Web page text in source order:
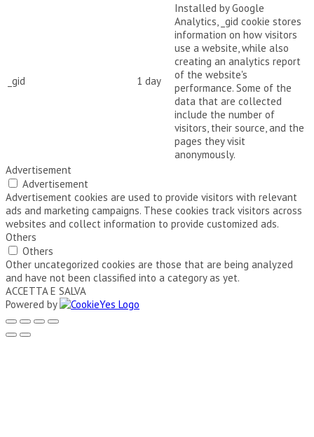
_gid 1 day
Installed by Google
Analytics, _gid cookie stores
information on how visitors
use a website, while also
creating an analytics report
of the website's
performance. Some of the
data that are collected
include the number of
visitors, their source, and the
pages they visit
anonymously.
Advertisement
Advertisement
Advertisement cookies are used to provide visitors with relevant
ads and marketing campaigns. These cookies track visitors across
websites and collect information to provide customized ads.
Others
Others
Other uncategorized cookies are those that are being analyzed
and have not been classified into a category as yet.
ACCETTA E SALVA
Powered by